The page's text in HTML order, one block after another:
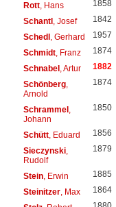
Rott, Hans 1858
Schantl, Josef 1842
Schedl, Gerhard 1957
Schmidt, Franz 1874
Schnabel, Artur 1882
Schönberg,
Arnold
1874
Schrammel,
Johann
1850
Schütt, Eduard 1856
Sieczynski,
Rudolf
1879
Stein, Erwin 1885
Steinitzer, Max 1864